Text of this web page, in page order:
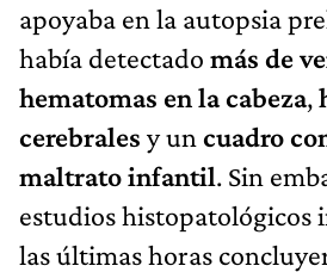
apoyaba en la autopsia
había detectado más de
hematomas en la cabeza,
cerebrales y un cuadro
maltrato infantil. Sin
estudios histopatológicos
las últimas horas